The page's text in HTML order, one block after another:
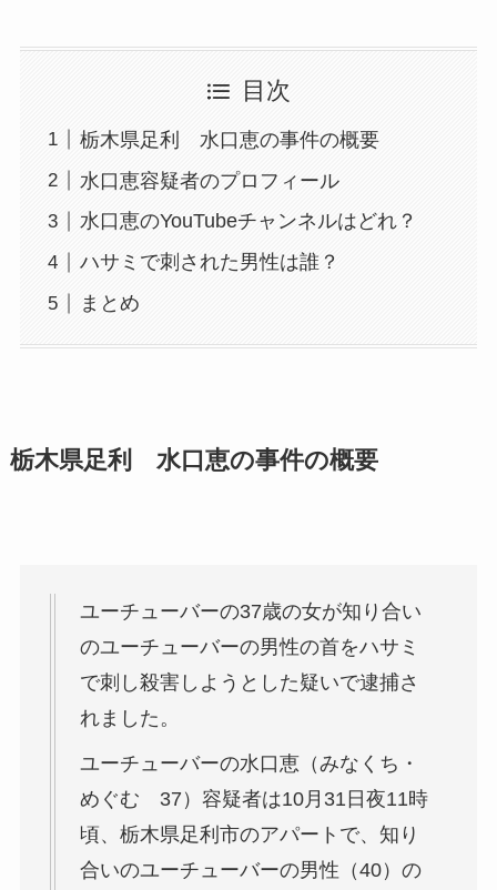
目次
栃木県足利 水口恵の事件の概要
水口恵容疑者のプロフィール
水口恵のYouTubeチャンネルはどれ？
ハサミで刺された男性は誰？
まとめ
栃木県足利 水口恵の事件の概要
ユーチューバーの37歳の女が知り合い
のユーチューバーの男性の首をハサミ
で刺し殺害しようとした疑いで逮捕さ
れました。
ユーチューバーの水口恵（みなくち・
めぐむ 37）容疑者は10月31日夜11時
頃、栃木県足利市のアパートで、知り
合いのユーチューバーの男性（40）の